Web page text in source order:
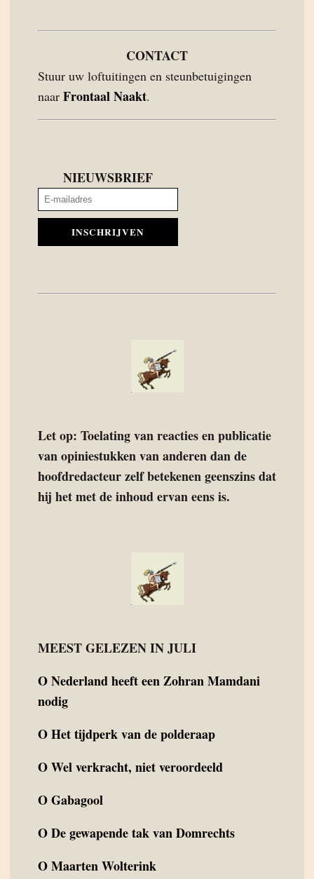
CONTACT
Stuur uw loftuitingen en steunbetuigingen
naar Frontaal Naakt.
NIEUWSBRIEF
INSCHRIJVEN
Let op: Toelating van reacties en publicatie
van opiniestukken van anderen dan de
hoofdredacteur zelf betekenen geenszins dat
hij het met de inhoud ervan eens is.
MEEST GELEZEN IN JULI
ONederland heeft een Zohran Mamdani
nodig
OHet tijdperk van de polderaap
OWel verkracht, niet veroordeeld
OGabagool
ODe gewapende tak van Domrechts
OMaarten Wolterink